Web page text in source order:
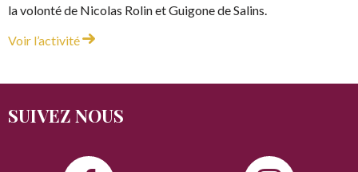
la volonté de Nicolas Rolin et Guigone de Salins.
Voir l’activitéL’Hôtel Dieu
SUIVEZ NOUS